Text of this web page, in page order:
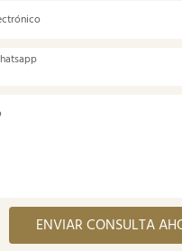
ENVIAR CONSULTA